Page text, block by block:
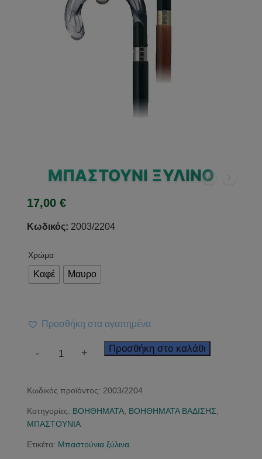
ΜΠΑΣΤΟΎΝΙ ΞΎΛΙΝΟ
17,00 €
Κωδικός: 2003/2204
Χρώμα
Καφέ Μαυρο
Προσθήκη στα αγαπημένα
Μπαστούνι
- + Προσθήκη στο καλάθι
Κωδικός προϊόντος: 2003/2204
Κατηγορίες: ΒΟΗΘΗΜΑΤΑ ΒΟΗΘΗΜΑΤΑ ΒΑΔΙΣΗΣ
ΜΠΑΣΤΟΥΝΙΑ
Ετικέτα: Μπαστούνια ξύλινα